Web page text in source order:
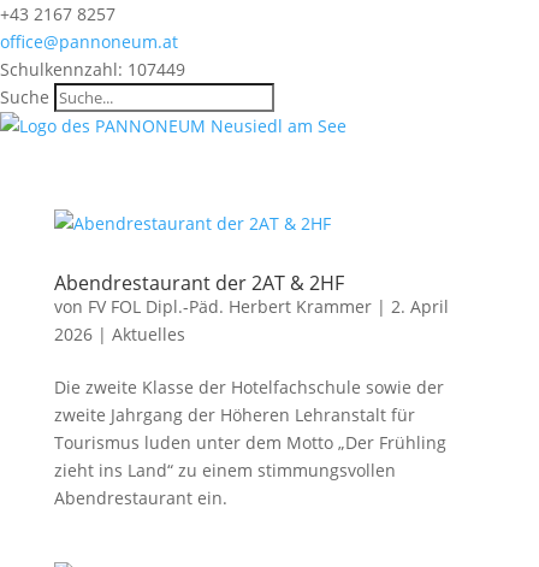
+43 2167 8257
office@pannoneum.at
Schulkennzahl: 107449
Suche
Abendrestaurant der 2AT & 2HF
von FV FOL Dipl.-Päd. Herbert Krammer| 2. April
2026| Aktuelles
Die zweite Klasse der Hotelfachschule sowie der
zweite Jahrgang der Höheren Lehranstalt für
Tourismus luden unter dem Motto „Der Frühling
zieht ins Land“ zu einem stimmungsvollen
Abendrestaurant ein.